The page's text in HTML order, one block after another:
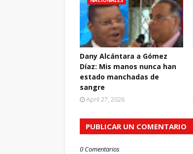
Dany Alcántara a Gómez
Díaz: Mis manos nunca han
estado manchadas de
sangre
April 27, 2026
PUBLICAR UN COMENTARIO
0 Comentarios